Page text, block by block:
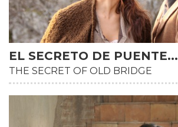
EL SECRETO DE PUENTE...
THE SECRET OF OLD BRIDGE